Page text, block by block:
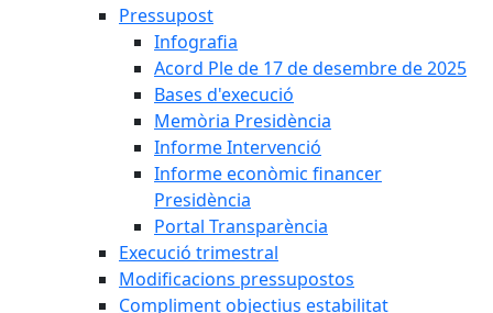
Pressupost
Infografia
Acord Ple de 17 de desembre de 2025
Bases d'execució
Memòria Presidència
Informe Intervenció
Informe econòmic financer
Presidència
Portal Transparència
Execució trimestral
Modificacions pressupostos
Compliment objectius estabilitat